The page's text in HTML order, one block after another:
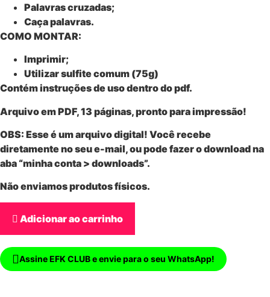
Palavras cruzadas;
Caça palavras.
COMO MONTAR:
Imprimir;
Utilizar sulfite comum (75g)
Contém instruções de uso dentro do pdf.
Arquivo em PDF, 13 páginas, pronto para impressão!
OBS: Esse é umarquivo digital! Você recebe
diretamente no seu e-mail, ou pode fazer o download na
aba “minha conta > downloads”.
Não enviamos produtos físicos.
Adicionar ao carrinho
Assine EFK CLUB e envie para o seu WhatsApp!